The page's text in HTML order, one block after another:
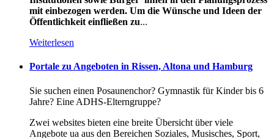
mit einbezogen werden. Um die Wünsche und Ideen der
Öffentlichkeit einfließen zu...
Weiterlesen
Portale zu Angeboten in Rissen, Altona und Hamburg
Sie suchen einen Posaunenchor? Gymnastik für Kinder bis 6
Jahre? Eine ADHS-Elterngruppe?
Zwei websites bieten eine breite Übersicht über viele
Angebote ua aus den Bereichen Soziales, Musisches, Sport,